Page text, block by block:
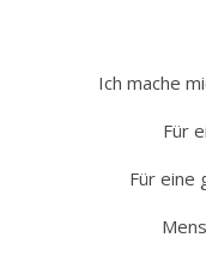
Ich mache
Für
Für eine